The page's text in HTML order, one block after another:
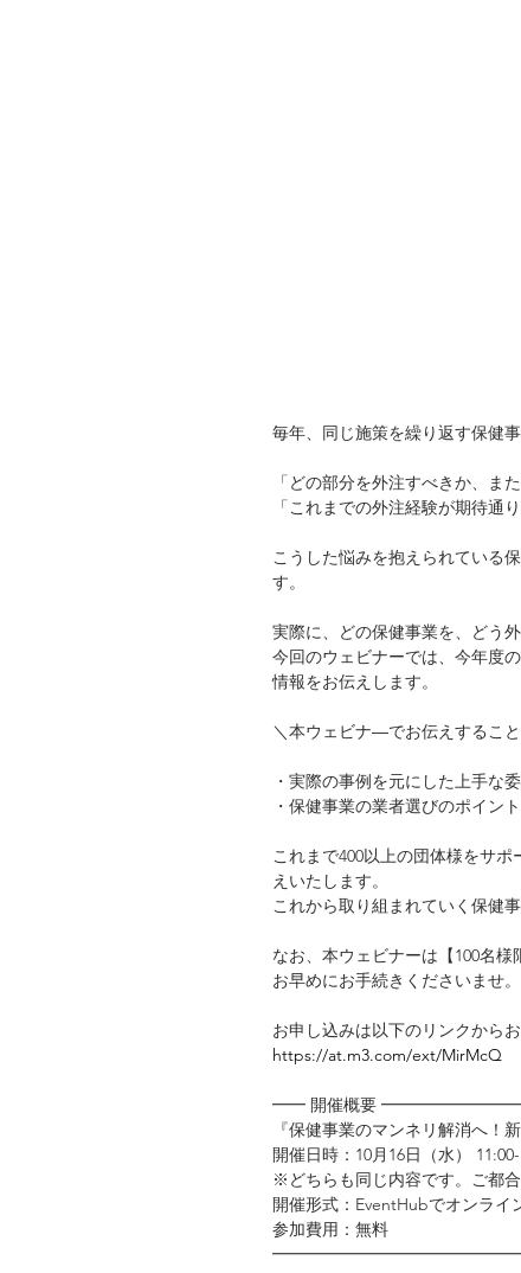
毎年、同じ施策を繰り返す保健
「どの部分を外注すべきか、ま
「これまでの外注経験が期待通
こうした悩みを抱えられている
す。
実際に、どの保健事業を、どう
今回のウェビナーでは、今年度
情報をお伝えします。
＼本ウェビナ―でお伝えするこ
・実際の事例を元にした上手な
・保健事業の業者選びのポイント
これまで400以上の団体様をサ
えいたします。
これから取り組まれていく保健
なお、本ウェビナーは【100名様
お早めにお手続きくださいませ。
お申し込みは以下のリンクからお
https://at.m3.com/ext/MirMcQ
━━ 開催概要
『保健事業のマンネリ解消へ！
開催日時：10月16日（水）
※どちらも同じ内容です。ご都
開催形式：EventHubでオンライ
参加費用：無料